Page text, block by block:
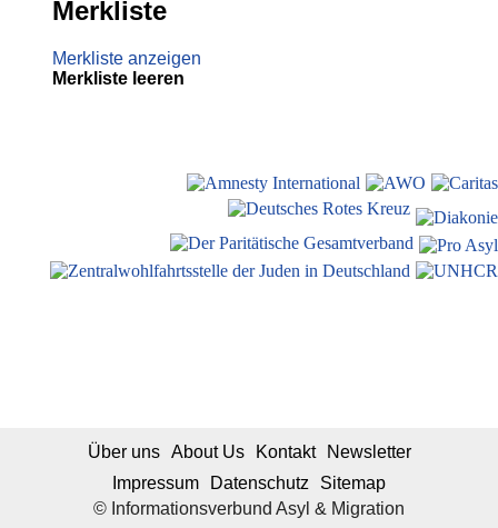
Merkliste
Merkliste anzeigen
Merkliste leeren
© Informationsverbund Asyl & Migration
Über uns About Us Kontakt
Newsletter
Impressum
Datenschutz Sitemap